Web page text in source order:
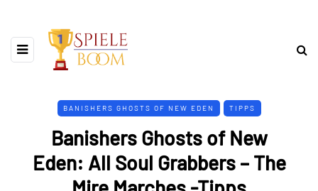
BANISHERS GHOSTS OF NEW EDEN TIPPS
Banishers Ghosts of New
Eden: All Soul Grabbers – The